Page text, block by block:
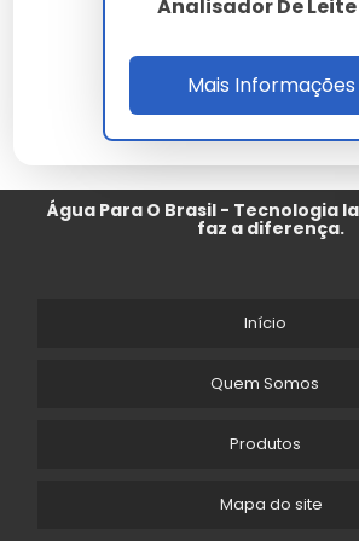
Analisador De Leite
Mais Informações
Água Para O Brasil - Tecnologia
faz a diferença.
Início
Quem Somos
Produtos
Mapa do site